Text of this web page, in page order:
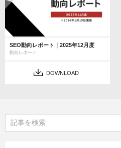
SEO動向レポート｜2025年12月度
動向レポート
DOWNLOAD